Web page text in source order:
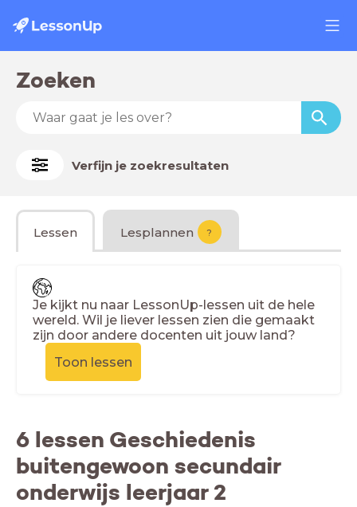
Zoeken
Verfijn je zoekresultaten
Lessen Lesplannen ?
Je kijkt nu naar LessonUp-lessen uit de hele
wereld. Wil je liever lessen zien die gemaakt
zijn door andere docenten uit jouw land?
Toon lessen
6 lessen Geschiedenis
buitengewoon secundair
onderwijs leerjaar 2